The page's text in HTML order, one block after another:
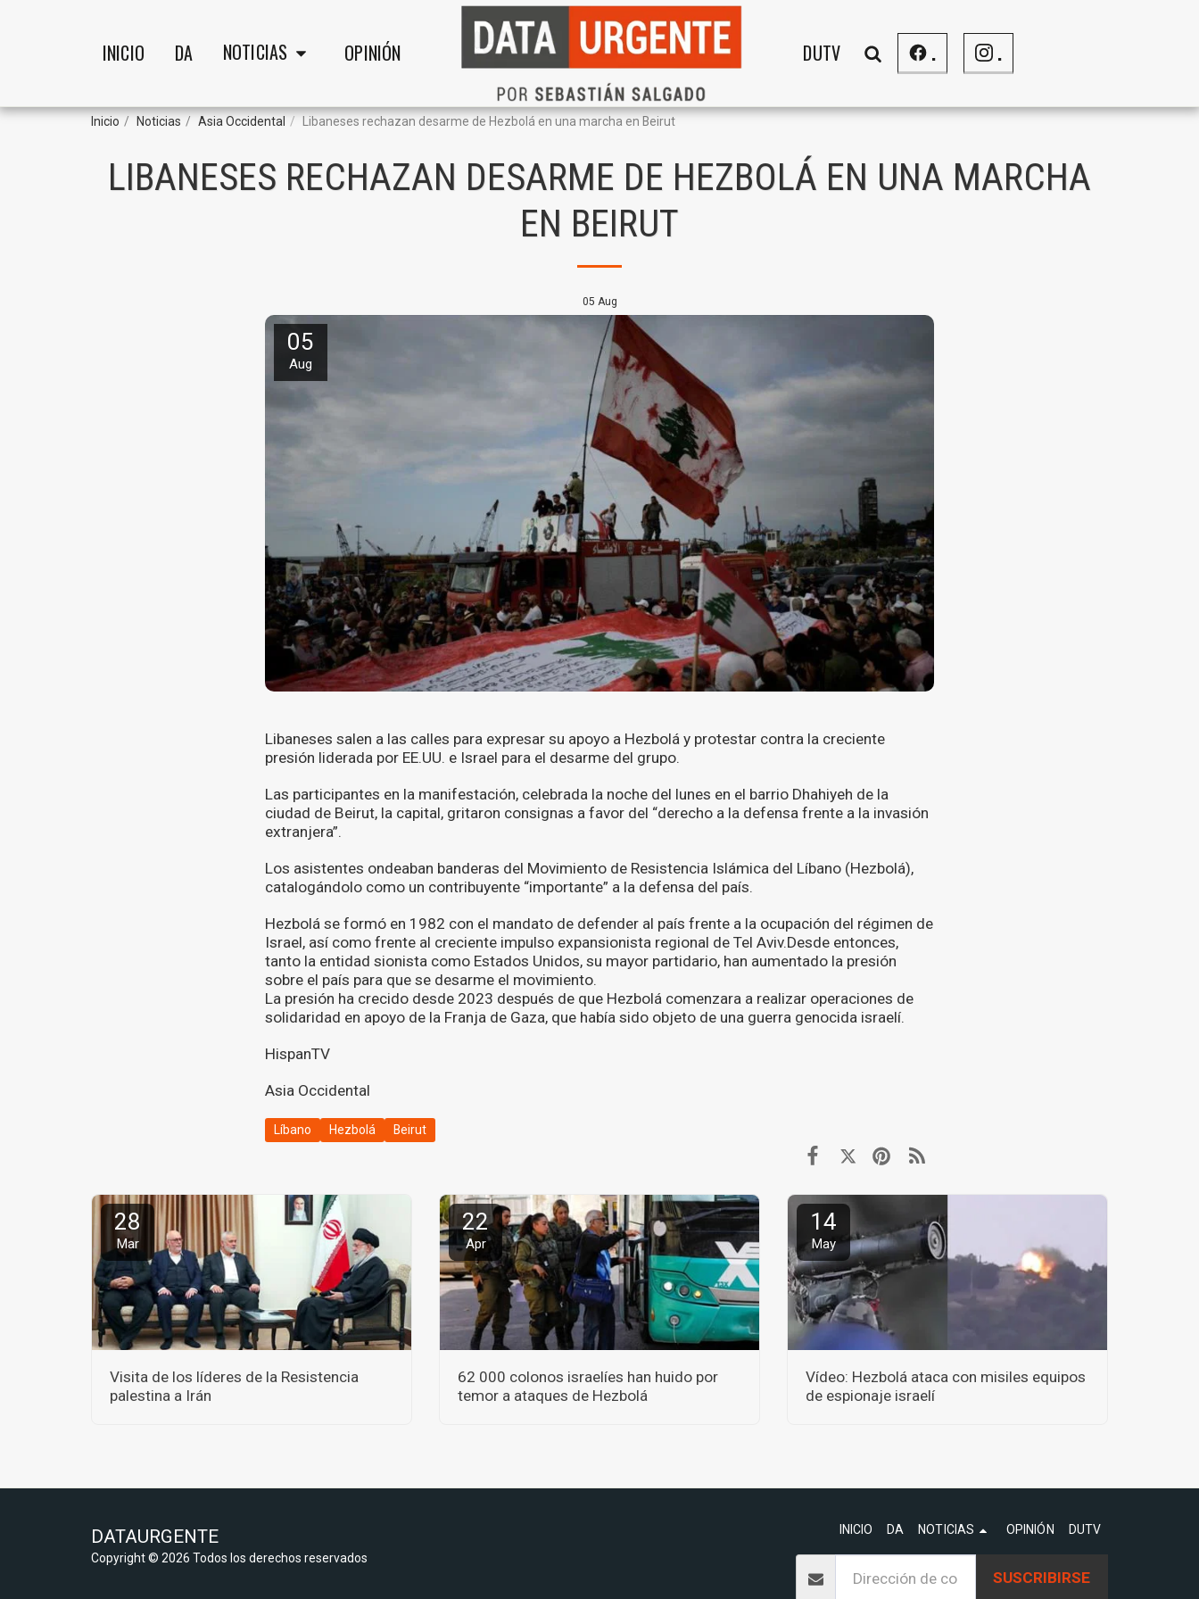
INICIO DA NOTICIAS OPINIÓN DUTV . .
Inicio Noticias Asia Occidental Libaneses rechazan desarme de Hezbolá en una marcha en Beirut
LIBANESES RECHAZAN DESARME DE HEZBOLÁ EN UNA MARCHA
EN BEIRUT
05 Aug
05
Aug
Libaneses salen a las calles para expresar su apoyo a Hezbolá y protestar contra la creciente
presión liderada por EE.UU. e Israel para el desarme del grupo.
Las participantes en la manifestación, celebrada la noche del lunes en el barrio Dhahiyeh de la
ciudad de Beirut, la capital, gritaron consignas a favor del “derecho a la defensa frente a la invasión
extranjera”.
Los asistentes ondeaban banderas del Movimiento de Resistencia Islámica del Líbano (Hezbolá),
catalogándolo como un contribuyente “importante” a la defensa del país.
Hezbolá se formó en 1982 con el mandato de defender al país frente a la ocupación del régimen de
Israel, así como frente al creciente impulso expansionista regional de Tel Aviv.Desde entonces,
tanto la entidad sionista como Estados Unidos, su mayor partidario, han aumentado la presión
sobre el país para que se desarme el movimiento.
La presión ha crecido desde 2023 después de que Hezbolá comenzara a realizar operaciones de
solidaridad en apoyo de la Franja de Gaza, que había sido objeto de una guerra genocida israelí.
HispanTV
Asia Occidental
Líbano Hezbolá Beirut
28
Mar
Visita de los líderes de la Resistencia
palestina a Irán
22
Apr
62 000 colonos israelíes han huido por
temor a ataques de Hezbolá
14
May
Vídeo: Hezbolá ataca con misiles equipos
de espionaje israelí
DATAURGENTE
Copyright © 2026 Todos los derechos reservados
INICIO DA NOTICIAS OPINIÓN DUTV
SUSCRIBIRSE